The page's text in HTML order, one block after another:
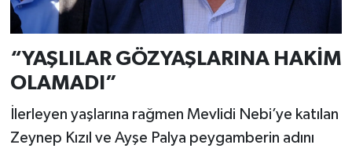
“YAŞLILAR GÖZYAŞLARINA HAKİM
OLAMADI”
İlerleyen yaşlarına rağmen Mevlidi Nebi’ye katılan
Zeynep Kızıl ve Ayşe Palya peygamberin adını